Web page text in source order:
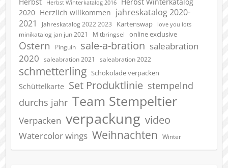
Herbst
Herbst Winterkatalog 2016
Herbst Winterkatalog
2020 Herzlich willkommen jahreskatalog 2020-
2021
Jahreskatalog 2022 2023 Kartenswap love you lots
minikatalog jan jun 2021 Mitbringsel online exclusive
Ostern Pinguin sale-a-bration saleabration
2020
saleabration 2021 saleabration 2022
schmetterling Schokolade verpacken
Schüttelkarte Set Produktlinie stempelnd
durchs jahr Team Stempeltier
Verpacken verpackung video
Watercolor wings Weihnachten Winter